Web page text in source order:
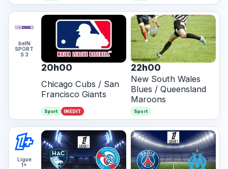
beIN
SPORT
S 3
20h00
Chicago Cubs / San
Francisco Giants
Sport INEDIT
22h00
New South Wales
Blues / Queensland
Maroons
Sport
Ligue
1+